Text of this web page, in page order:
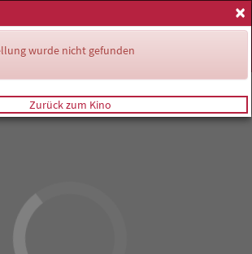
Anmelden
×
wurde nicht gefunden
Zurück zum Kino